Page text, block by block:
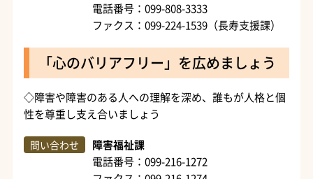
電話番号：099-808-3333
ファクス：099-224-1539（長寿支援課）
「心のバリアフリー」を広めましょう
◇障害や障害のある人への理解を深め、誰もが人格と個
性を尊重し支え合いましょう
問い合わせ
障害福祉課
電話番号：099-216-1272